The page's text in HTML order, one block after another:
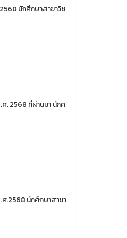
นักศึกษาสาขาวิช
. 2568 ที่ผ่านมา นักศ
.2568 นักศึกษาสาขา